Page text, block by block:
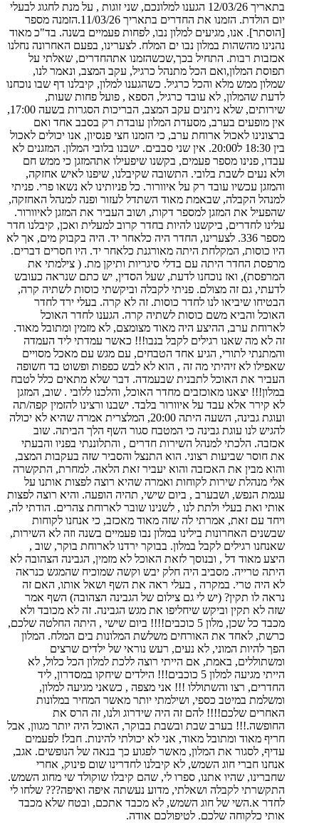
בתאריך 12/03/26 הגענו למלונכם, שני זוגות , על מנת לחגוג לבעלי
יום הולדת. הזמנו את החדרים בתאריך 11/03/26.הזמנה מספר
[הוסתר]. אנו, מגיעים למלון נבו, לפחות פעמיים בשנה. בד"כ מאוד
נהנינו מהשהות במלון נבו ים המלח. לצערינו, בפעם האחרונה נחלנו
אכזבות רבות. התחיל בכך,שכשהזמנו אתהחדרים, שאלתי על
תפוסת המלון,ואם הכל מתנהל כרגיל, עקב המצב, ונאמר לנו,
שמלון ממש מלא והכל כרגיל. כשהגענו למלון, קיבלנו דף שבו נוכחנו
לדעת שהמלון, לא עובד כרגיל, הספא , פועל פחות שעות,
שירותים, שלא ניתנים עקב המצב, הבריכות הסגרות בשעה 17:00,
אין מופעים בערב, מסעדת המלון עובדת רק בסבב אחד ואם
ברצונינו לאכול ארוחת ערב, כי הזמנו חצי פנסיון, אנו יכולים לאכול
בין 18:30 ל20:00. אין שני סבבים. ישבנו בלובי המלון. המזגנים לא
עבדו, פנינו מספר פעמים, בקשנו שיפעילו אתהמזגן כי ממש חם
ולא נעים לשבת בלובי. התשובה שקיבלנו, שיפנו לאיש אחזקה,
והמזגן עכשיו עובד רק על איוורור. כל פניותינו לא נשאו פרי. פניתי
למנהל הקבלה, שבאמת מאוד השתדל לעזור ופנה למנהל האחזקה,
שהפעיל את המזגן למספר דקות, ושוב העביר את המזגן לאיוורור.
עלינו לחדרים, ביקשנו להיות בחדר קרוב למעלית ואכן, קיבלנו חדר
מספר 336. לצערינו, החדר היה כלאחר יד. היה בקבוק מים, אך לא
היו כוסות, המקלחת היתה מאורגנת כלאחר יד. היו חסרים דברים.
מרפסת החדר היתה עם בדלי סיגריות ותיקן מת. ( צילמתי את
המרפסת), ואז נוכחנו לדעת, שעל הסדין, יש כתם שנראה כעובש
לדעתי, גם זה מצולם. פניתי לקבלה וביקשתי כוסות לשתיה קרה,
הבטיחו שיביאו לנו לחדר כוסות. זה לא קרה. בעלי ירד לחדר
האוכל והביא משם כוסות לשתיה קרה. הגענו לחדר האוכל
לארוחת ערב, ההיצע היה מאוד מצומצם, לא מזמין ומתובל מאוד.
זה לא מה שאנו רגילים לקבל בנבו!!! כאשר עמדתי ליד העמדה
והמתנתי לתורי, הגיע אחד הטבחים, עם מגש עם מאכל מסויים
שאפילו לא זיהיתי מה זה , הוא לא לבש כפפות ופשוט בד חשופה
העביר את האוכל לתבנית שבעמדה. דבר שלא מתאים כלל לטבח
במלון!!! יצאנו מאוכזבים מחדר האוכל, והלכנו ללובי . שוב, המזגן
לא קירר אלא עבד על איוורור בלבד. ישבנו ורצינו להזמין קפה/תה
ועוגת גבינה, השעה היתה 20:00, המלצרית אמרה שהיא לא יכולה
להגיש לנו עוגת גבינה כי המטבח סגור השף הלך הביתה. שוב
אכזבה. הלכתי למנהל השירות חדרים , והתלוננתי בפניו והבעתי
את חוסר שביעות רצוני. הוא התנצל והסביר שזה בעקבות המצב,
והוא מבין את האכזבה והוא יעביר זאת הלאה. למחרת, התקשרה
אלי מנהלת שירות לקוחות ואמרה שהיא רוצה לפצות אותנו על
עגמת הנפש, ושבערב , ביום שישי, תהיה הופעה. והיא רוצה לפצות
אותי ואת בעלי ולתת לנו , לשנינו שובר לארוחת צהרים. הודתי לה,
ויחד עם זאת, אמרתי לה שזה מאוד מאכזב, כי אנחנו לקוחות
שבשנים האחרונות בילינו במלון נבו פעמיים בשנה וזה לא השירות,
שאנחנו רגילים לקבל במלון. בבוקר ירדנו לארוחת בוקר, שוב ,
היצע מאוד דל , ובנוסך לזאת האוכל לא מזמין, הגבינה הצהובה לא
היתה טרייה. מסביב היה חלק יבש וקשה שמוכיח שהמגש כנראה
לא היה טרי. במקרה , בעלי ראה את השף ושאל אותו, האם זה
נראה לו תקין? (יש לי גם צילום של הגבינה הצהובה) השף אמר
שזה לא תקין וביקש שיחליפו את מגש הגבינה. זה לא מכובד ולא
מכבד כל שכן, מלון 5 כוכבים!!!! ביום שישי , היתה החלטה שלכם,
כרשת, לאחד את האורחים משלשת המלונות בים המלח. המלון
הפך להיות המוני, לא נעים, רעש נוראי של ילדים שרצים
ומשתוללים, באמת, אם הייתי רוצה ללכת למלון הכל כלול, לא
הייתי מגיעה למלון 5 כוכבים!!! הילדים שיחקו במסדרון, ליד
החדרים, רצו והשתוללו !!! אני מצפה , כשאני מגיעה למלון,
ומשלמת במיטב כספי, ושילמתי יותר מאשר המחיר במלונות
האחרים שלכם!!!! להם זה היה שידרוג ולנו, זה הרס את
החופשה.!!! בערב שבת ובשבת בבוקר, האוכל היה יותר מגוון, אבל
חריף מאוד ומתובל מאוד, אני לא יכולתי להינות. חבל! לפעמים
עדיף, לסגור את המלון, מאשר לפגוע כך בנאה של הנופשים. אגב,
אנחנו חברי חוג השמש, לא קיבלנו לחדרינו שום פינוק, אחרי
שחברינו, שהיו אתנו, ספרו לי, שהם קיבלו שוקולד שי מחוג השמש.
התקשרתי לקבלה ושאלתי, מדוע נעשתה איפה ואיפה??? שלחו לי
לחדר א.השי של חוג השמש, לא מכבד אתכם, ובטח שלא מכבד
אותי כלקוחה שלכם. לטיפולכם אודה.